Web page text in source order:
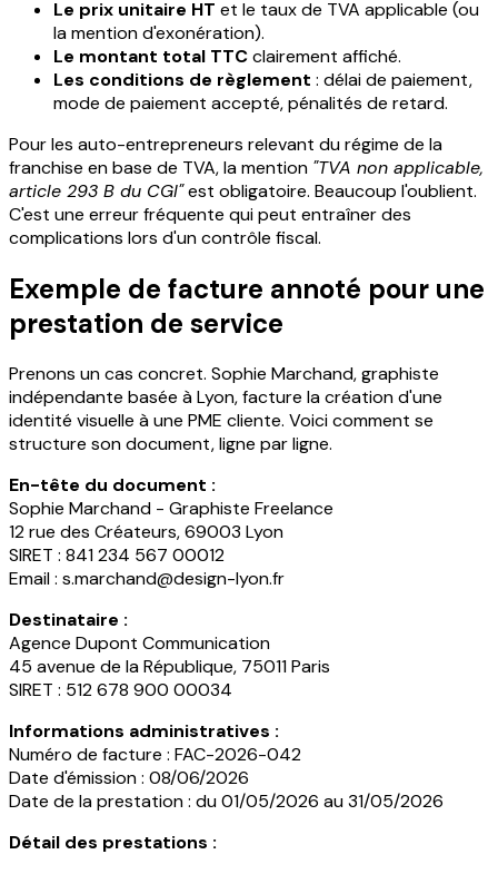
Le prix unitaire HT et le taux de TVA applicable (ou
la mention d'exonération).
Le montant total TTCclairement affiché.
Les conditions de règlement : délai de paiement,
mode de paiement accepté, pénalités de retard.
Pour les auto-entrepreneurs relevant du régime de la
franchise en base de TVA, la mention "TVA non applicable,
article 293 B du CGI"est obligatoire. Beaucoup l'oublient.
C'est une erreur fréquente qui peut entraîner des
complications lors d'un contrôle fiscal.
Exemple de facture annoté pour une
prestation de service
Prenons un cas concret. Sophie Marchand, graphiste
indépendante basée à Lyon, facture la création d'une
identité visuelle à une PME cliente. Voici comment se
structure son document, ligne par ligne.
En-tête du document :
Sophie Marchand - Graphiste Freelance
12 rue des Créateurs, 69003 Lyon
SIRET : 841 234 567 00012
Email : s.marchand@design-lyon.fr
Destinataire :
Agence Dupont Communication
45 avenue de la République, 75011 Paris
SIRET : 512 678 900 00034
Informations administratives :
Numéro de facture : FAC-2026-042
Date d'émission : 08/06/2026
Date de la prestation : du 01/05/2026 au 31/05/2026
Détail des prestations :